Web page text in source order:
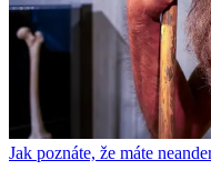
Jak poznáte, že máte